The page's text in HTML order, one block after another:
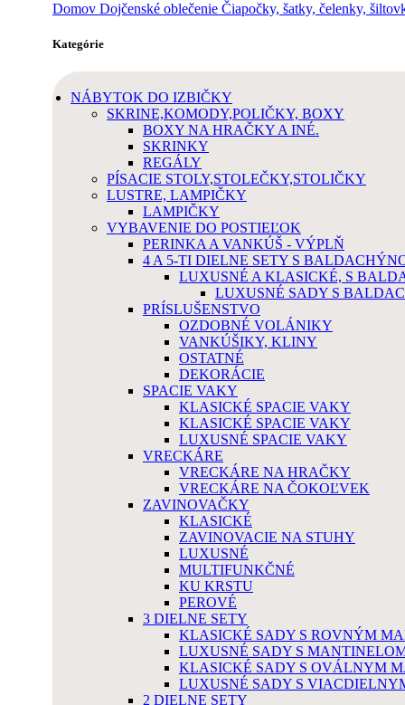
Domov Dojčenské oblečenie Čiapočky, šatky, čelenky,
Kategórie
NÁBYTOK DO IZBIČKY
SKRINE,KOMODY,POLIČKY, BOXY
BOXY NA HRAČKY A INÉ.
SKRINKY
REGÁLY
PÍSACIE STOLY,STOLEČKY,STOLIČKY
LUSTRE, LAMPIČKY
LAMPIČKY
VYBAVENIE DO POSTIEĽOK
PERINKA A VANKÚŠ - VÝPLŇ
4 A 5-TI DIELNE SETY S
LUXUSNÉ A KLASICKÉ, S
LUXUSNÉ SADY S
PRÍSLUŠENSTVO
OZDOBNÉ VOLÁNIKY
VANKÚŠIKY, KLINY
OSTATNÉ
DEKORÁCIE
SPACIE VAKY
KLASICKÉ SPACIE VAKY
KLASICKÉ SPACIE VAKY
LUXUSNÉ SPACIE VAKY
VRECKÁRE
VRECKÁRE NA HRAČKY
VRECKÁRE NA ČOKOĽVEK
ZAVINOVAČKY
KLASICKÉ
ZAVINOVACIE NA STUHY
LUXUSNÉ
MULTIFUNKČNÉ
KU KRSTU
PEROVÉ
3 DIELNE SETY
KLASICKÉ SADY S ROVNÝM
LUXUSNÉ SADY S
KLASICKÉ SADY S OVÁLNYM
LUXUSNÉ SADY S
2 DIELNE SETY